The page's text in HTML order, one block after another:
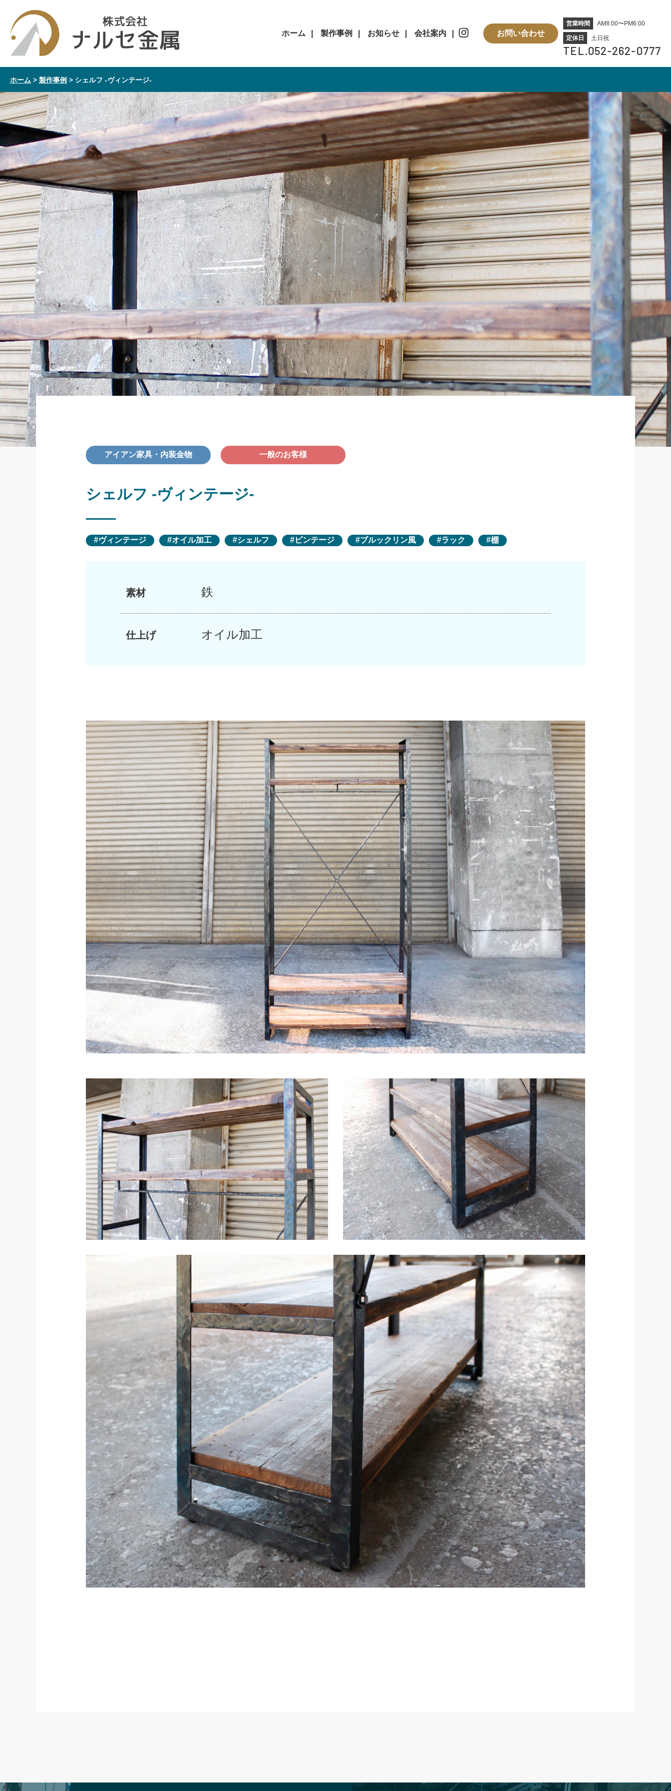
ホーム 製作事例 お知らせ 会社案内 お問い合わせ
営業時間 AM8:00〜PM6:00
定休日 土日祝
TEL.052-262-0777
ホーム > 製作事例 > シェルフ -ヴィンテージ-
アイアン家具・内装金物 一般のお客様
シェルフ -ヴィンテージ-
ヴィンテージ オイル加工 シェルフ ビンテージ ブルックリン風 ラック 棚
素材 鉄
仕上げ オイル加工